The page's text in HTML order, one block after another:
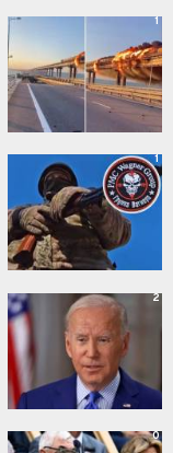
1
1
2
0